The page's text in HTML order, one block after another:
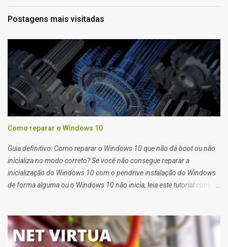
Postagens mais visitadas
Como reparar o Windows 10
Guia definitivo: Como reparar o Windows 10 que não dá boot ou não
inicializa no modo correto? Se você não consegue reparar a
inicialização do Windows 10 com o pendrive instalação do Windows
de forma alguma ou o Windows 10 não inicia, leia este tutorial com
usar o pendrive de instalação do sistema ou o reparo de inicialização
do Windows 10.